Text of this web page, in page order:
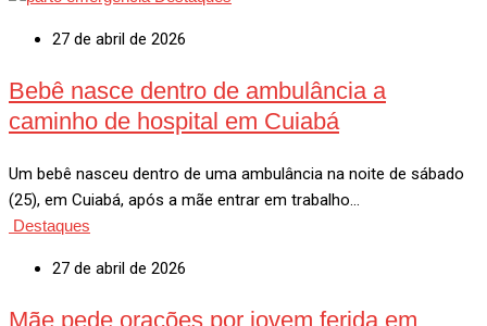
27 de abril de 2026
Bebê nasce dentro de ambulância a
caminho de hospital em Cuiabá
Um bebê nasceu dentro de uma ambulância na noite de sábado
(25), em Cuiabá, após a mãe entrar em trabalho…
Destaques
27 de abril de 2026
Mãe pede orações por jovem ferida em